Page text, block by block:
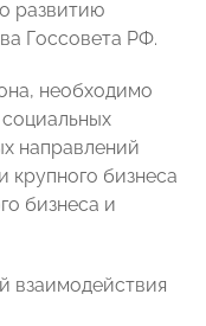
развитию
Госсовета РФ.
необходимо
направлений
крупного бизнеса
бизнеса и
взаимодействия